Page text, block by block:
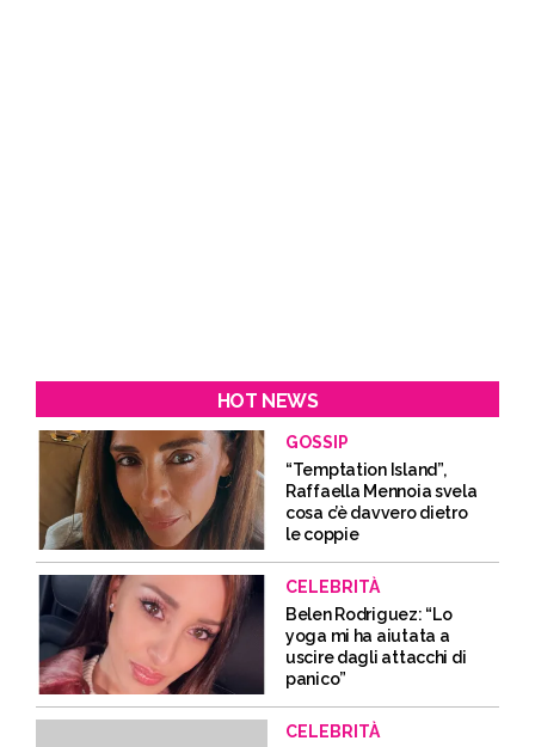
HOT NEWS
GOSSIP
“Temptation Island”,
Raffaella Mennoia svela
cosa c’è davvero dietro
le coppie
CELEBRITÀ
Belen Rodriguez: “Lo
yoga mi ha aiutata a
uscire dagli attacchi di
panico”
CELEBRITÀ